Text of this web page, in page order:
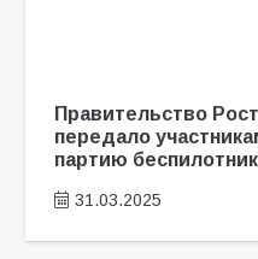
Правительство
передало
партию
31.03.2025